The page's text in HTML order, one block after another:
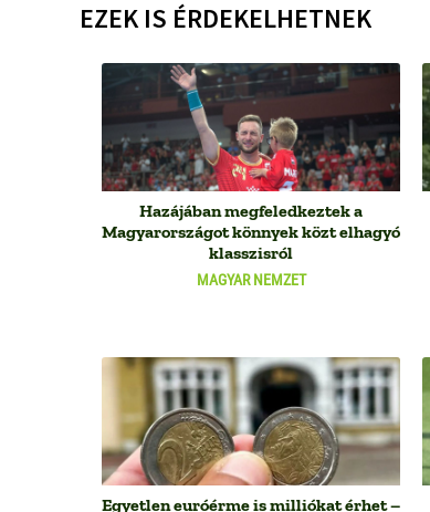
EZEK IS ÉRDEKELHETNEK
MAGYAR NEMZET
Hazájában megfeledkeztek a
Magyarországot könnyek közt elhagyó
klasszisról
Egyetlen euróérme is milliókat érhet –